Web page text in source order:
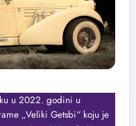
u 2022. godini u
„Veliki Getsbi“ koju je